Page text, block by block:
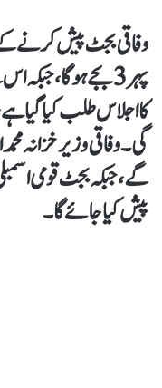
وفاقی بجٹ پیش کرنے
پہر 3 بجے
ہوگا، جبکہ
کا اجلاسطلب کیا گیا
گی۔وفاقی وزیر خزانہ
گے، جبکہ بجٹ
پیش کیا جائے گا۔